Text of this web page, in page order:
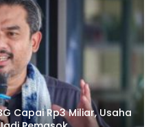
Capai Rp3 Miliar, Usaha